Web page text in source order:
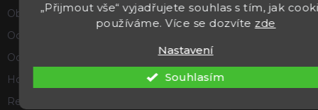
„Přijmout vše“ vyjadřujete souhlas s tím, jak
používáme. Více se dozvíte zde
Nastavení
Souhlasím
Obchodní podmínky
Ochrana osobních údajů
Odstoupení od smlouvy
Hodnocení obchodu
Reklamace a vrácení zboží